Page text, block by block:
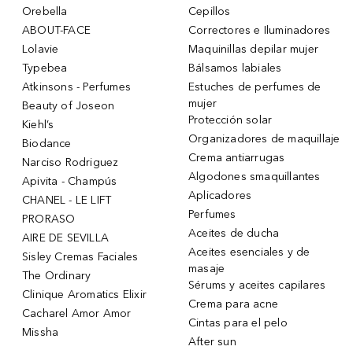
Orebella
ABOUT-FACE
Lolavie
Typebea
Atkinsons - Perfumes
Beauty of Joseon
Kiehl’s
Biodance
Narciso Rodriguez
Apivita - Champús
CHANEL - LE LIFT
PRORASO
AIRE DE SEVILLA
Sisley Cremas Faciales
The Ordinary
Clinique Aromatics Elixir
Cacharel Amor Amor
Missha
Cepillos
Correctores e Iluminadores
Maquinillas depilar mujer
Bálsamos labiales
Estuches de perfumes de
mujer
Protección solar
Organizadores de maquillaje
Crema antiarrugas
Algodones smaquillantes
Aplicadores
Perfumes
Aceites de ducha
Aceites esenciales y de
masaje
Sérums y aceites capilares
Crema para acne
Cintas para el pelo
After sun